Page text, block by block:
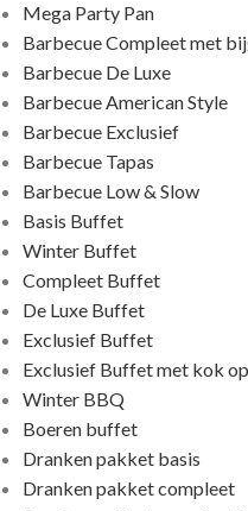
Mega Party Pan
Barbecue Compleet met
Barbecue De Luxe
Barbecue American Style
Barbecue Exclusief
Barbecue Tapas
Barbecue Low & Slow
Basis Buffet
Winter Buffet
Compleet Buffet
De Luxe Buffet
Exclusief Buffet
Exclusief Buffet met kok
Winter BBQ
Boeren buffet
Dranken pakket basis
Dranken pakket compleet